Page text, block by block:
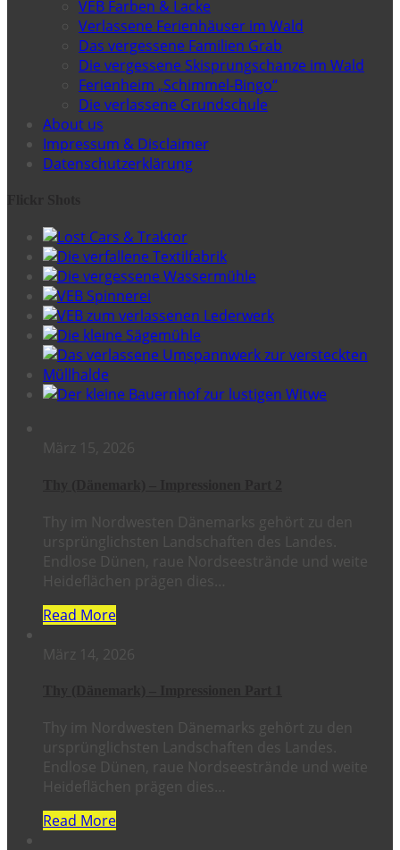
VEB Farben & Lacke
Verlassene Ferienhäuser im Wald
Das vergessene Familien Grab
Die vergessene Skisprungschanze im Wald
Ferienheim „Schimmel-Bingo“
Die verlassene Grundschule
About us
Impressum & Disclaimer
Datenschutzerklärung
März 15, 2026
Thy im Nordwesten Dänemarks gehört zu den
ursprünglichsten Landschaften des Landes.
Endlose Dünen, raue Nordseestrände und weite
Heideflächen prägen dies…
Read More
März 14, 2026
Thy im Nordwesten Dänemarks gehört zu den
ursprünglichsten Landschaften des Landes.
Endlose Dünen, raue Nordseestrände und weite
Heideflächen prägen dies…
Read More